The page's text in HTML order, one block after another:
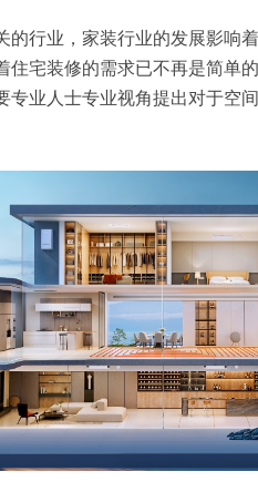
的行业，家装行业的发展影响
住宅装修的需求已不再是简单
专业人士专业视角提出对于空